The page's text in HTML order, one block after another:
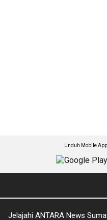
Unduh Mobile
Jelajahi ANTARA News